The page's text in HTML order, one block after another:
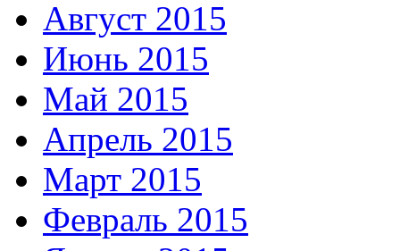
Август 2015
Июнь 2015
Май 2015
Апрель 2015
Март 2015
Февраль 2015